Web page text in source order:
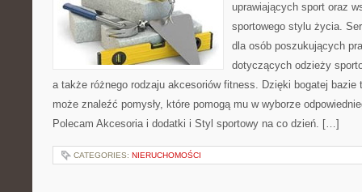
uprawiających sport oraz
sportowego stylu życia.
dla osób poszukujących
dotyczących odzieży
a także różnego rodzaju akcesoriów fitness. Dzięki bogatej
może znaleźć pomysły, które pomogą mu w wyborze
Polecam Akcesoria i dodatki i Styl sportowy na co dzień. […]
CATEGORIES: NIERUCHOMOŚCI